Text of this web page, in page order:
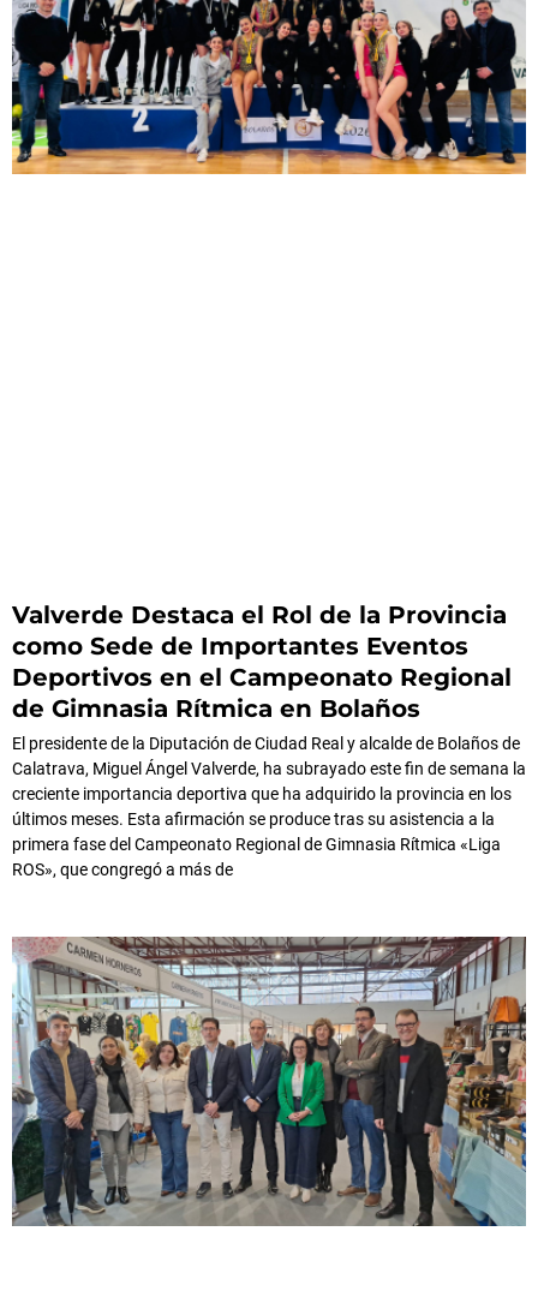
Valverde Destaca el Rol de la Provincia
como Sede de Importantes Eventos
Deportivos en el Campeonato Regional
de Gimnasia Rítmica en Bolaños
El presidente de la Diputación de Ciudad Real y alcalde de Bolaños de
Calatrava, Miguel Ángel Valverde, ha subrayado este fin de semana la
creciente importancia deportiva que ha adquirido la provincia en los
últimos meses. Esta afirmación se produce tras su asistencia a la
primera fase del Campeonato Regional de Gimnasia Rítmica «Liga
ROS», que congregó a más de